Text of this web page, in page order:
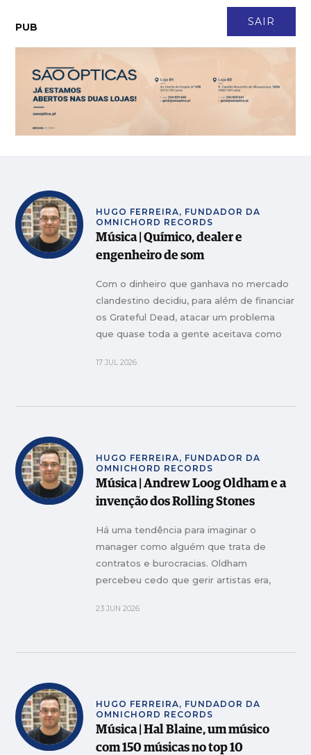
SAIR
PUB
MAIS
Faleceu António Vieira Rodrigues, fundador da Construtora do
VISTAS
Em Angola há 17 anos, Ana Santos é directora financeira de empresa
MAIS VISTAS
HUGO FERREIRA, FUNDADOR DA
OMNICHORD RECORDS
Música | Químico, dealer e
engenheiro de som
Com o dinheiro que ganhava no mercado
clandestino decidiu, para além de financiar
os Grateful Dead, atacar um problema
que quase toda a gente aceitava como
rock tinha de soar tão mal?
17 JUL 2026
HUGO FERREIRA, FUNDADOR DA
OMNICHORD RECORDS
Música | Andrew Loog Oldham e a
invenção dos Rolling Stones
Há uma tendência para imaginar o
manager como alguém que trata de
contratos e burocracias. Oldham
percebeu cedo que gerir artistas era,
e antecipação
23 JUN 2026
HUGO FERREIRA, FUNDADOR DA
OMNICHORD RECORDS
Música | Hal Blaine, um músico
com 150 músicas no top 10